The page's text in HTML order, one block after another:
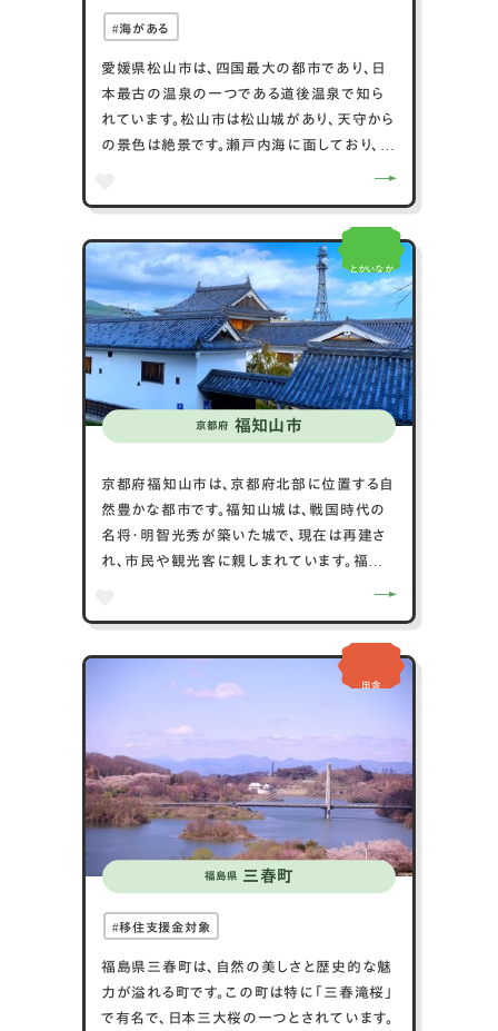
海がある
愛媛県松山市は、四国最大の都市であり、日
本最古の温泉の一つである道後温泉で知ら
れています。松山市は松山城があり、天守から
の景色は絶景です。瀬戸内海に面しており、豊
で、坊っちゃん列車や夏目漱石の小説「坊っち
ゃん」の舞台としても有名です。文化と自然が
調和した観光地です。
京都府 福知山市
とかいなか
京都府福知山市は、京都府北部に位置する自
然豊かな都市です。福知山城は、戦国時代の
名将・明智光秀が築いた城で、現在は再建さ
れ、市民や観光客に親しまれています。福知
元の特産品として、福知山茶や地元産の酒も
有名で、特に「福知山マラソン」は全国から多
ています。伝統と自然が調和したこの都市は、
訪れる人々に歴史と風景の美しさを提供しま
す。
福島県 三春町
田舎
移住支援金対象
福島県三春町は、自然の美しさと歴史的な魅
力が溢れる町です。この町は特に「三春滝桜」
で有名で、日本三大桜の一つとされています。